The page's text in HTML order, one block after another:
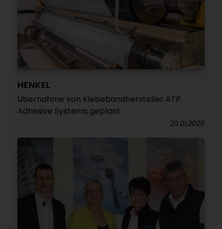
HENKEL
Übernahme von Klebebandhersteller ATP
Adhesive Systems geplant
20.01.2026